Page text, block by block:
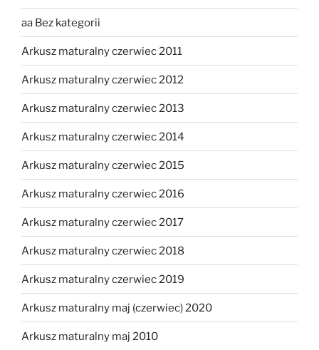
aa Bez kategorii
Arkusz maturalny czerwiec 2011
Arkusz maturalny czerwiec 2012
Arkusz maturalny czerwiec 2013
Arkusz maturalny czerwiec 2014
Arkusz maturalny czerwiec 2015
Arkusz maturalny czerwiec 2016
Arkusz maturalny czerwiec 2017
Arkusz maturalny czerwiec 2018
Arkusz maturalny czerwiec 2019
Arkusz maturalny maj (czerwiec) 2020
Arkusz maturalny maj 2010